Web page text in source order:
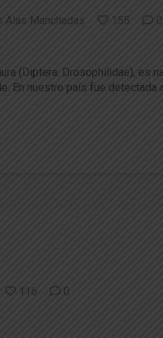
Alas Manchadas 155 0
(Diptera: Drosophilidae), es
En nuestro país fue
116 0